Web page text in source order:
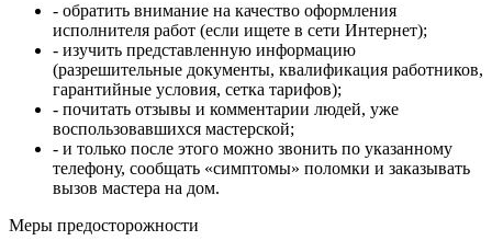
- обратить внимание на качество оформления
исполнителя работ (если ищете в сети Интернет);
- изучить представленную информацию
(разрешительные документы, квалификация работников,
гарантийные условия, сетка тарифов);
- почитать отзывы и комментарии людей, уже
воспользовавшихся мастерской;
- и только после этого можно звонить по указанному
телефону, сообщать «симптомы» поломки и заказывать
вызов мастера на дом.
Меры предосторожности